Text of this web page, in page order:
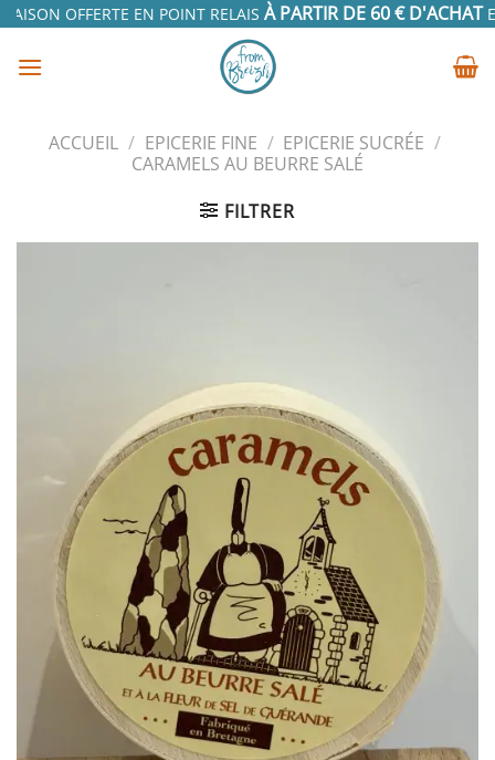
Passer
contenu
OFFERTE EN POINT RELAISÀ PARTIR DE 60 € D'ACHATEN
ACCUEIL / EPICERIE FINE / EPICERIE SUCRÉE /
CARAMELS AU BEURRE SALÉ
FILTRER